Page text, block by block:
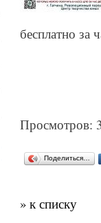
бесплатно за
Просмотров:
Поделиться…
» к списку